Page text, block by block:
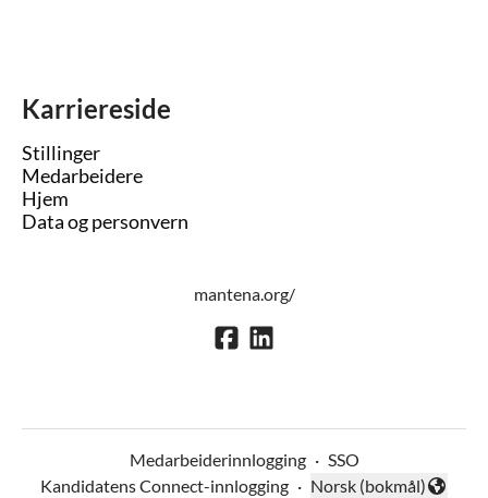
Karriereside
Stillinger
Medarbeidere
Hjem
Data og personvern
mantena.org/
Medarbeiderinnlogging · SSO
Kandidatens Connect-innlogging · Norsk (bokmål)